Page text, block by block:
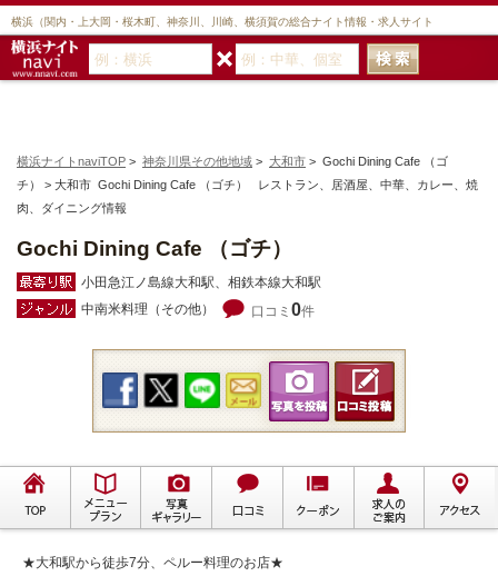
横浜（関内・上大岡・桜木町、神奈川、川崎、横須賀の総合ナイト情報・求人サイト
横浜ナイトnaviTOP > 神奈川県その他地域 > 大和市 > Gochi Dining Cafe （ゴ
チ） > 大和市 Gochi Dining Cafe （ゴチ） レストラン、居酒屋、中華、カレー、焼
肉、ダイニング情報
Gochi Dining Cafe （ゴチ）
小田急江ノ島線大和駅、相鉄本線大和駅
中南米料理（その他）
口コミ 0件
★大和駅から徒歩7分、ペルー料理のお店★